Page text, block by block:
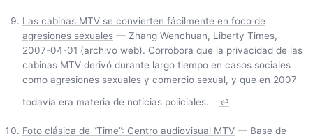
Las cabinas MTV se convierten fácilmente en foco de
agresiones sexuales — Zhang Wenchuan, Liberty Times,
2007-04-01 (archivo web). Corrobora que la privacidad de las
cabinas MTV derivó durante largo tiempo en casos sociales
como agresiones sexuales y comercio sexual, y que en 2007
todavía era materia de noticias policiales.
↩
Foto clásica de “Time”: Centro audiovisual MTV — Base de